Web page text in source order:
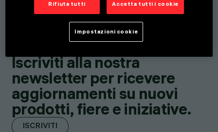
Elenco contatti
Rimani aggiornato sulle
nostre ultime innovazioni.
Iscriviti alla nostra
newsletter per ricevere
aggiornamenti su nuovi
prodotti, fiere e iniziative.
ISCRIVITI
Rifiuta tutti Accetta tutti i cookie
Impostazioni cookie